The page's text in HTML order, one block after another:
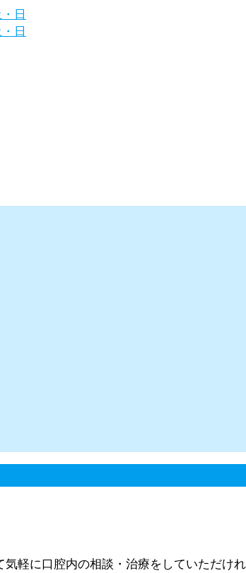
軽に口腔内の相談・治療をしていただけれ